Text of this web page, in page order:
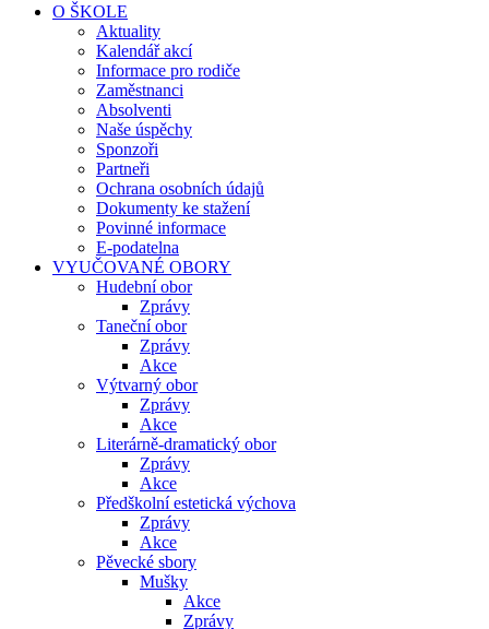
O ŠKOLE
Aktuality
Kalendář akcí
Informace pro rodiče
Zaměstnanci
Absolventi
Naše úspěchy
Sponzoři
Partneři
Ochrana osobních údajů
Dokumenty ke stažení
Povinné informace
E-podatelna
VYUČOVANÉ OBORY
Hudební obor
Zprávy
Taneční obor
Zprávy
Akce
Výtvarný obor
Zprávy
Akce
Literárně-dramatický obor
Zprávy
Akce
Předškolní estetická výchova
Zprávy
Akce
Pěvecké sbory
Mušky
Akce
Zprávy